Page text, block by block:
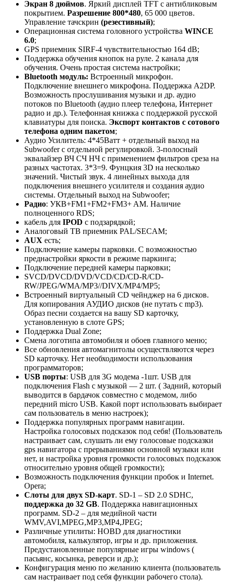
Экран 8 дюймов. Яркий дисплей TFT с антибликовым
покрытием. Разрешение 800*480, 65 000 цветов.
Управление тачскрин (резестивный);
Операционная система головного устройства WINCE
6.0;
GPS приемник SIRF-4 чувствительностью 164 dB;
Поддержка обучения кнопок на руле. 2 канала для
обучения. Очень простая система настройки;
Bluetooth модуль: Встроенный микрофон.
Подключение внешнего микрофона. Поддержка A2DP.
Возможность прослушивания музыки и др. аудио
потоков по Bluetooth (аудио плеер телефона, Интернет
радио и др.). Телефонная книжка с поддержкой русской
клавиатуры для поиска. Экспорт контактов с сотового
телефона одним пакетом;
Аудио Усилитель: 4*45Ватт + отдельный выход на
Subwoofer с отдельной регулировкой. 3-полосный
эквалайзер ВЧ СЧ НЧ с применением фильтров среза на
разных частотах. 3*3=9. Фунцкия 3D на несколько
значений. Чистый звук. 4 линейных выхода для
подключения внешнего усилителя и создания аудио
системы. Отдельный выход на Subwoofer;
Радио: УКВ+FM1+FM2+FM3+ AM. Наличие
полноценного RDS;
кабель для IPOD с подзарядкой;
Аналоговый ТВ приемник PAL/SECAM;
AUX есть;
Подключение камеры парковки. С возможностью
преднастройки яркости в режиме паркинга;
Подключение передней камеры парковки;
SVCD/DVCD/DVD/VCD/CD/CD-R/CD-
RW/JPEG/WMA/MP3//DIVX/MP4/MP5;
Встроенный виртуальный CD чейнджер на 6 дисков.
Для копирования АУДИО дисков (не путать с mp3).
Образ песни создается на вашу SD карточку,
установленную в слоте GPS;
Поддержка Dual Zone;
Смена логотипа автомобиля и обоев главного меню;
Все обновления автомагнитолы осуществляются через
SD карточку. Нет необходимости использования
программаторов;
USB порты: USB для 3G модема -1шт. USB для
подключения Flash с музыкой — 2 шт. ( Задний, который
выводится в бардачок совместно с модемом, либо
передний micro USB. Какой порт использовать выбирает
сам пользователь в меню настроек);
Поддержка популярных программ навигации.
Настройка голосовых подсказок под себя! (Пользователь
настраивает сам, слушать ли ему голосовые подсказки
gps навигатора с прерываниями основной музыки или
нет, и настройка уровня громкости голосовых подсказок
относительно уровня общей громкости);
Возможность подключения функции пробок и Internet.
Opera;
Слоты для двух SD-карт. SD-1 – SD 2.0 SDHC,
поддержка до 32 GB. Поддержка навигационных
программ. SD-2 – для медийной части
WMV,AVI,MPEG,MP3,MP4,JPEG;
Различные утилиты: HOBD для диагностики
автомобиля, калькулятор, игры и др. приложения.
Предустановленные популярные игры windows (
пасьянс, косынка, реверси и др.);
Конфигурация меню по желанию клиента (пользователь
сам настраивает под себя функции рабочего стола).